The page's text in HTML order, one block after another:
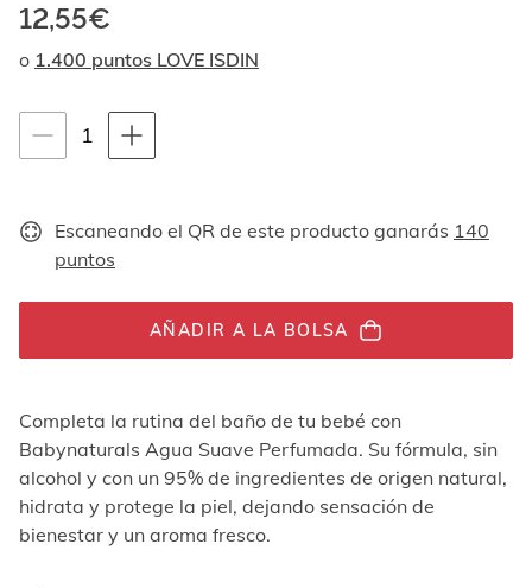
arriba
abajo
muestran
por
las
elemento
enfocable,
videos
pueden
12,55€
o 1.400 puntos LOVE ISDIN
Instrucciones de navegación por teclado
1
unidades
Escaneando el QR de este producto ganarás 140
puntos
AÑADIR A LA BOLSA
Completa la rutina del baño de tu bebé con
Babynaturals Agua Suave Perfumada. Su fórmula, sin
alcohol y con un 95% de ingredientes de origen natural,
hidrata y protege la piel, dejando sensación de
bienestar y un aroma fresco.